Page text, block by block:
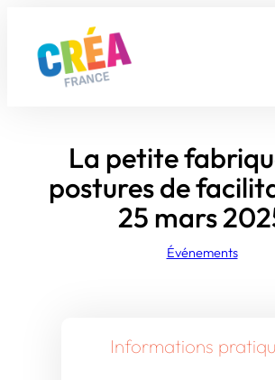
contenu
La petite
postures de
25 mars
Événements
Informations